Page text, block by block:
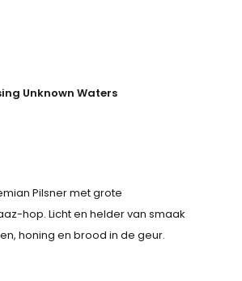
Unknown Waters
Pilsner met grote
hop. Licht en helder van smaak
honing en brood in de geur.